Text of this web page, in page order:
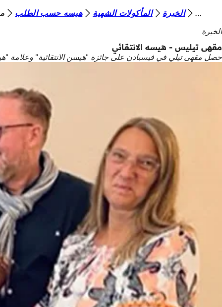
الانتقال إلى المحتوى
ن
ت
ه
الخبرة المأكولات الشهية هيسه حسب الطلب
الخبرة
مقهى تيليس - هيسه الانتقائي
حصل مقهى تيلي في فيسبادن على جائزة "هيسن الانتقائية" وعلامة